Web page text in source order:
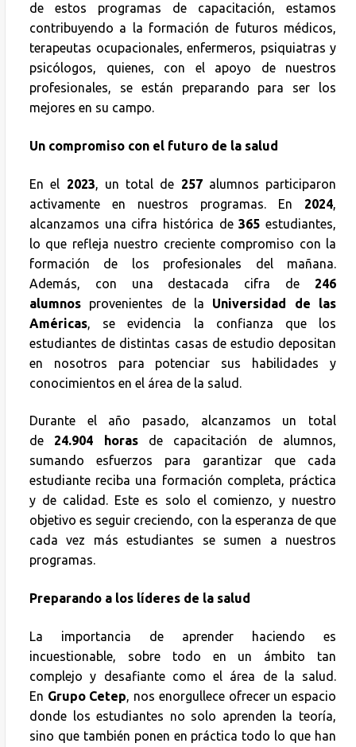
de estos programas de capacitación, estamos
contribuyendo a la formación de futuros médicos,
terapeutas ocupacionales, enfermeros, psiquiatras y
psicólogos, quienes, con el apoyo de nuestros
profesionales, se están preparando para ser los
mejores en su campo.
Un compromiso con el futuro de la salud
En el 2023, un total de 257alumnos participaron
activamente en nuestros programas. En 2024,
alcanzamos una cifra histórica de365 estudiantes,
lo que refleja nuestro creciente compromiso con la
formación de los profesionales del mañana.
Además, con una destacada cifra de 246
alumnos provenientes de la Universidad de las
Américas, se evidencia la confianza que los
estudiantes de distintas casas de estudio depositan
en nosotros para potenciar sus habilidades y
conocimientos en el área de la salud.
Durante el año pasado, alcanzamos un total
de 24.904 horasde capacitación de alumnos,
sumando esfuerzos para garantizar que cada
estudiante reciba una formación completa, práctica
y de calidad. Este es solo el comienzo, y nuestro
objetivo es seguir creciendo, con la esperanza de que
cada vez más estudiantes se sumen a nuestros
programas.
Preparando a los líderes de la salud
La importancia de aprender haciendo es
incuestionable, sobre todo en un ámbito tan
complejo y desafiante como el área de la salud.
En Grupo Cetep, nos enorgullece ofrecer un espacio
donde los estudiantes no solo aprenden la teoría,
sino que también ponen en práctica todo lo que han